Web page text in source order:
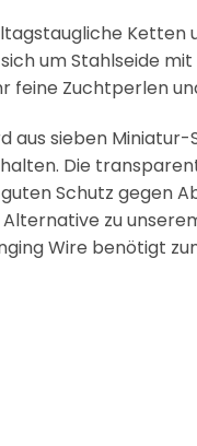
um Stahlseide
feine Zuchtperlen
aus sieben
Die
Schutz gegen
zu
Wire benötigt